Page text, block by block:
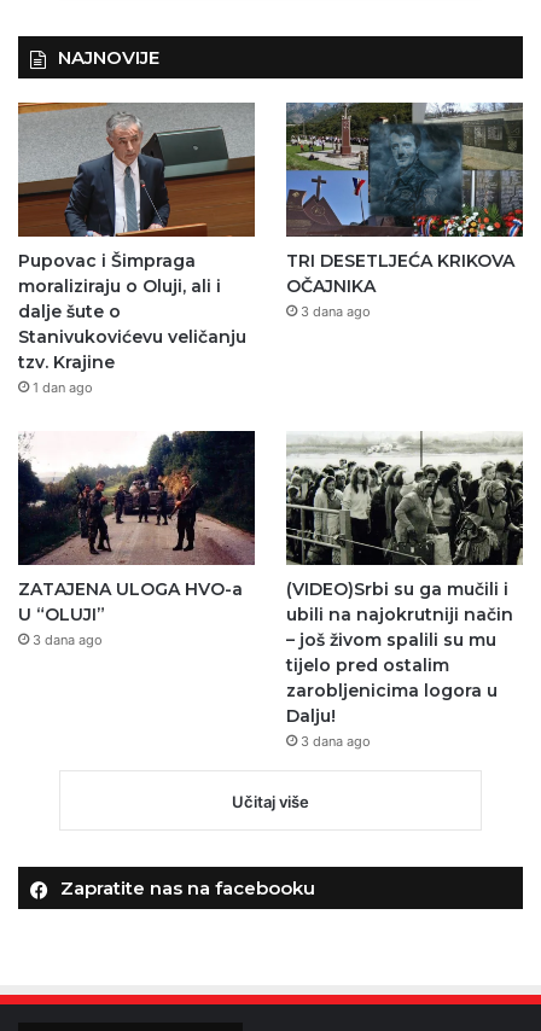
NAJNOVIJE
Pupovac i Šimpraga
moraliziraju o Oluji, ali i
dalje šute o
Stanivukovićevu veličanju
tzv. Krajine
1 dan ago
TRI DESETLJEĆA KRIKOVA
OČAJNIKA
3 dana ago
ZATAJENA ULOGA HVO-a
U “OLUJI”
3 dana ago
(VIDEO)Srbi su ga mučili i
ubili na najokrutniji način
– još živom spalili su mu
tijelo pred ostalim
zarobljenicima logora u
Dalju!
3 dana ago
Učitaj više
Zapratite nas na facebooku